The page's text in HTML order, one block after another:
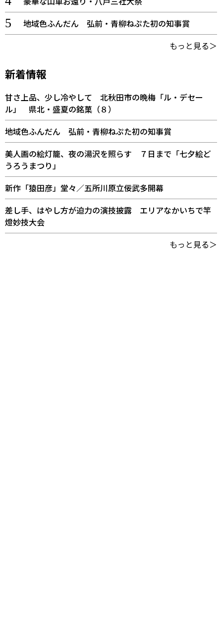
地域色ふんだん 弘前・青柳ねぷた初の知事賞
もっと見る＞
新着情報
甘さ上品、少し冷やして 北秋田市の晩梅「ル・デセー
ル」 県北・盛夏の銘菓（８）
地域色ふんだん 弘前・青柳ねぷた初の知事賞
美人画の絵灯籠、夜の湯沢を照らす ７日まで「七夕絵ど
うろうまつり」
新作「猿田彦」堂々／五所川原立佞武多開幕
差し手、はやし方が迫力の演技披露 エリアなかいちで竿
燈妙技大会
もっと見る＞